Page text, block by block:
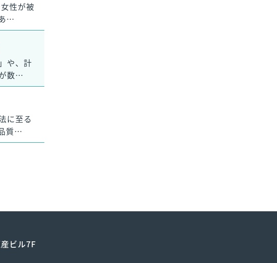
性が被
…
や、計
数…
に至る
質…
ビル7F